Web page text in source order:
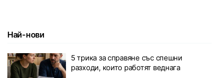
Най-нови
5 трика за справяне със спешни
разходи, които работят веднага